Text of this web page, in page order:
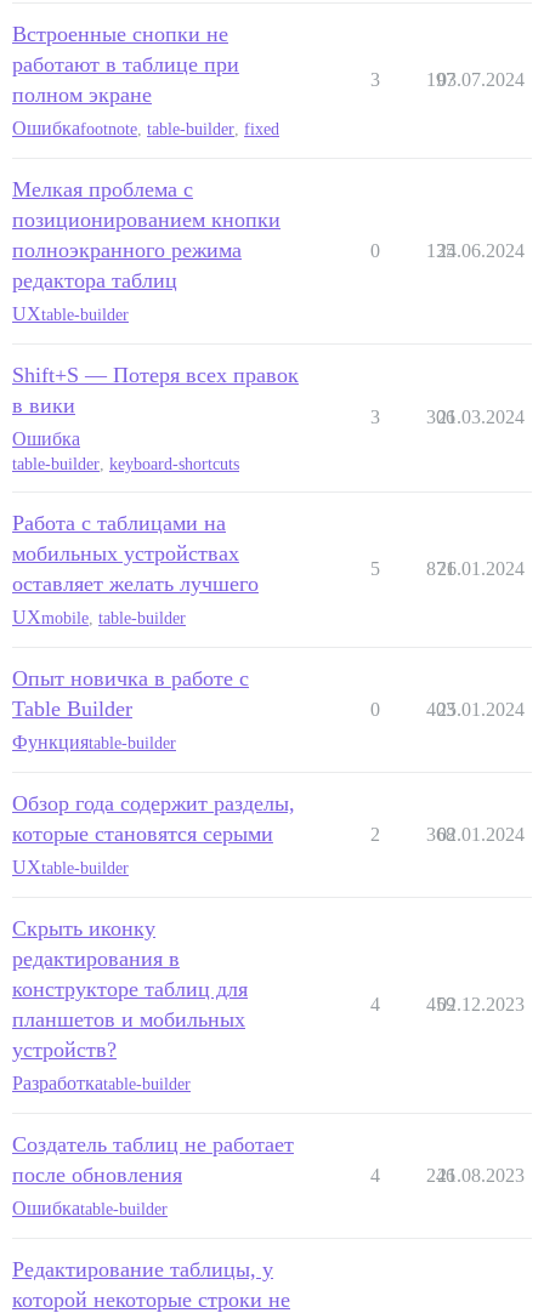
Встроенные снопки не
работают в таблице при
полном экране
Ошибкаfootnote table-builder fixed
3 197
03.07.2024
Мелкая проблема с
позиционированием кнопки
полноэкранного режима
редактора таблиц
UXtable-builder
0 135
24.06.2024
Shift+S — Потеря всех правок
в вики
Ошибка
table-builder, keyboard-shortcuts
3 306
21.03.2024
Работа с таблицами на
мобильных устройствах
оставляет желать лучшего
UXmobile table-builder
5 871
26.01.2024
Опыт новичка в работе с
Table Builder
Функцияtable-builder
0 403
25.01.2024
Обзор года содержит разделы,
которые становятся серыми
UXtable-builder
2 368
02.01.2024
Скрыть иконку
редактирования в
конструкторе таблиц для
планшетов и мобильных
устройств?
Разработкаtable-builder
4 459
02.12.2023
Создатель таблиц не работает
после обновления
Ошибкаtable-builder
4 246
21.08.2023
Редактирование таблицы, у
которой некоторые строки не